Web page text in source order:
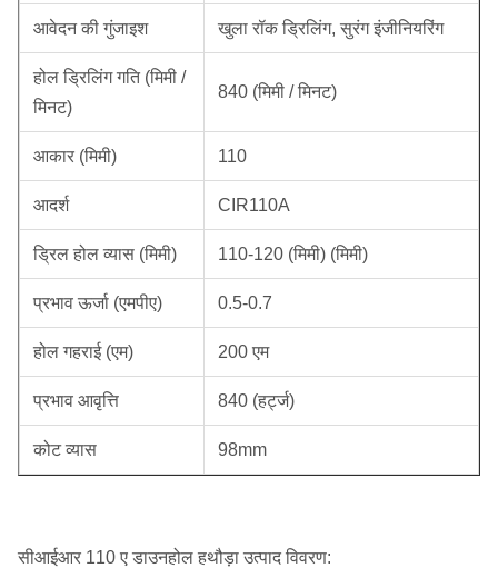
आवेदन की गुंजाइश खुला रॉक ड्रिलिंग, सुरंग इंजीनियरिंग
होल ड्रिलिंग गति (मिमी /
मिनट)
840 (मिमी / मिनट)
आकार (मिमी) 110
आदर्श CIR110A
ड्रिल होल व्यास (मिमी) 110-120 (मिमी) (मिमी)
प्रभाव ऊर्जा (एमपीए) 0.5-0.7
होल गहराई (एम) 200 एम
प्रभाव आवृत्ति 840 (हर्ट्ज)
कोट व्यास 98mm
सीआईआर 110 ए डाउनहोल हथौड़ा उत्पाद विवरण: